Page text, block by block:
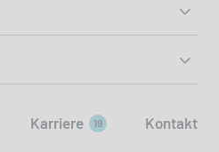
Karriere 19 Kontakt